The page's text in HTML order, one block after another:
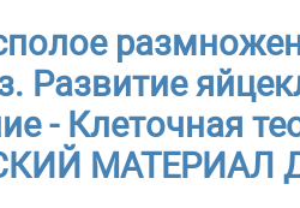
Развитие
- Клеточная
МАТЕРИАЛ